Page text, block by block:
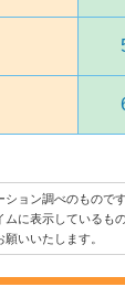
ョン調べのもので
に表示しているも
いいたします。